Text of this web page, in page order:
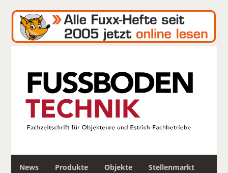
News Produkte Objekte Stellenmarkt